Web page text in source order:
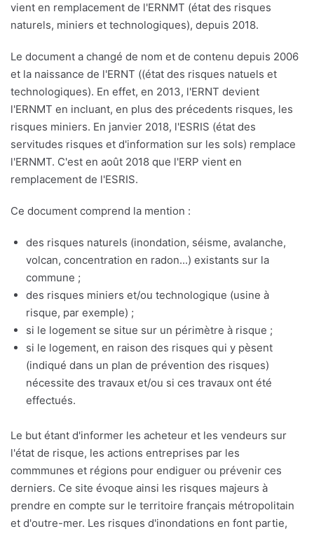
vient en remplacement de l'ERNMT (état des risques
naturels, miniers et technologiques), depuis 2018.
Le document a changé de nom et de contenu depuis 2006
et la naissance de l'ERNT ((état des risques natuels et
technologiques). En effet, en 2013, l'ERNT devient
l'ERNMT en incluant, en plus des précedents risques, les
risques miniers. En janvier 2018, l'ESRIS (état des
servitudes risques et d'information sur les sols) remplace
l'ERNMT. C'est en août 2018 que l'ERP vient en
remplacement de l'ESRIS.
Ce document comprend la mention :
des risques naturels (inondation, séisme, avalanche,
volcan, concentration en radon...) existants sur la
commune ;
des risques miniers et/ou technologique (usine à
risque, par exemple) ;
si le logement se situe sur un périmètre à risque ;
si le logement, en raison des risques qui y pèsent
(indiqué dans un plan de prévention des risques)
nécessite des travaux et/ou si ces travaux ont été
effectués.
Le but étant d'informer les acheteur et les vendeurs sur
l'état de risque, les actions entreprises par les
commmunes et régions pour endiguer ou prévenir ces
derniers. Ce site évoque ainsi les risques majeurs à
prendre en compte sur le territoire français métropolitain
et d'outre-mer. Les risques d'inondations en font partie,